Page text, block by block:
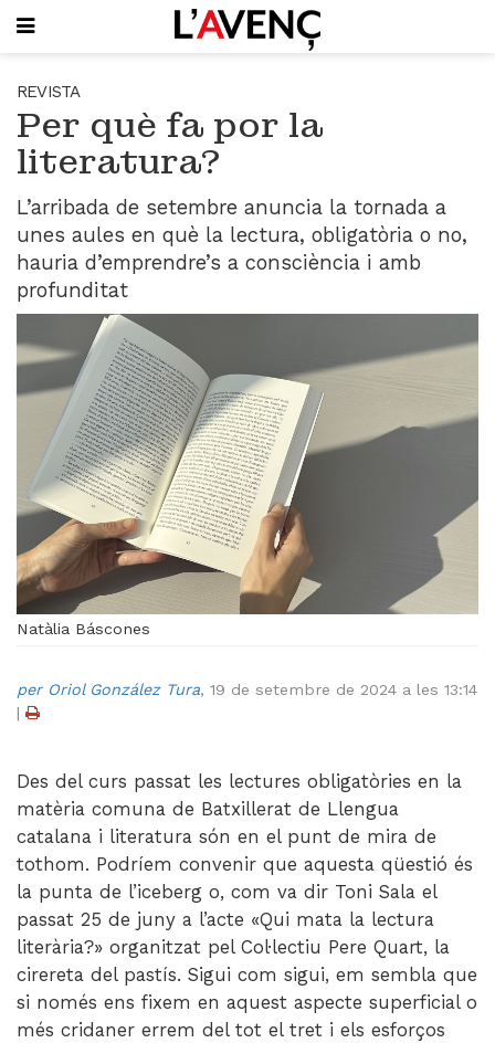
PORTADA
QUI SOM
PLECS D'HISTÒRIA LOCAL
LLIBRES
PUBLICITAT
AGENDA
VIDEOTECA
Entrevistes
Actualitat
El llibre de la setmana
Mirador
Videoteca
Termes legals
SUBSCRIU-T'HI
REVISTA
Per què fa por la
literatura?
L’arribada de setembre anuncia la tornada a
unes aules en què la lectura, obligatòria o no,
hauria d’emprendre’s a consciència i amb
profunditat
Natàlia Báscones
per Oriol González Tura, 19 de setembre de 2024 a les 13:14
|
Des del curs passat les lectures obligatòries en la
matèria comuna de Batxillerat de Llengua
catalana i literatura són en el punt de mira de
tothom. Podríem convenir que aquesta qüestió és
la punta de l’iceberg o, com va dir Toni Sala el
passat 25 de juny a l’acte «Qui mata la lectura
literària?» organitzat pel Col·lectiu Pere Quart, la
cirereta del pastís. Sigui com sigui, em sembla que
si només ens fixem en aquest aspecte superficial o
més cridaner errem del tot el tret i els esforços